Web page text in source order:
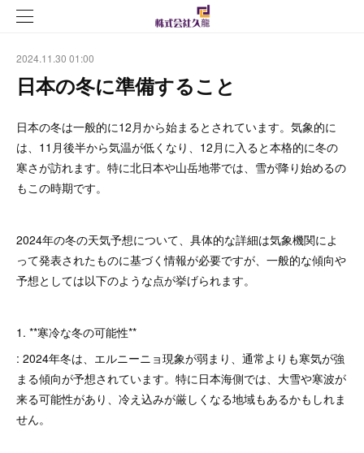
2024.11.30 01:00
日本の冬に準備すること
日本の冬は一般的に12月から始まるとされています。気象的に
は、11月後半から気温が低くなり、12月に入ると本格的に冬の
寒さが訪れます。特に北日本や山岳地帯では、雪が降り始めるの
もこの時期です。
2024年の冬の天気予想について、具体的な詳細は気象機関によ
って発表されたものに基づく情報が必要ですが、一般的な傾向や
予想としては以下のような点が挙げられます。
1. **寒冷な冬の可能性**
: 2024年冬は、エルニーニョ現象が弱まり、通常よりも寒気が強
まる傾向が予想されています。特に日本海側では、大雪や寒波が
来る可能性があり、冷え込みが厳しくなる地域もあるかもしれま
せん。